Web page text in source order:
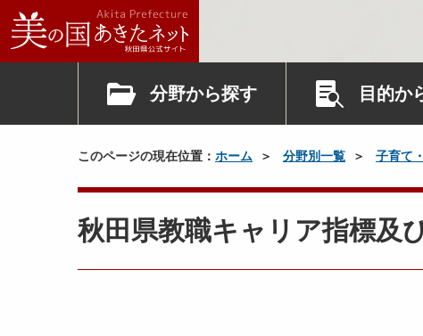
分野から探す 目的か
このページの現在位置： ホーム 分野別一覧 子育て
秋田県教職キャリア指標及